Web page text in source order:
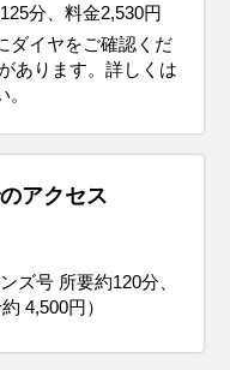
分、料金2,530円
ダイヤをご確認くだ
あります。詳しくは
アクセス
号 所要約120分、
4,500円）